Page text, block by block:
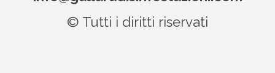
© Tutti i diritti riservati